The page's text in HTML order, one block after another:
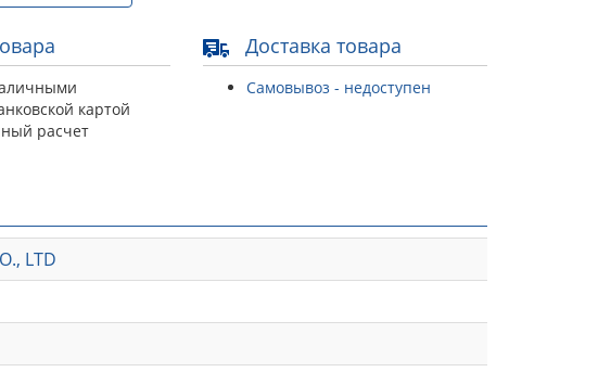
картой
расчет
Доставка товара
Самовывоз - недоступен
LTD